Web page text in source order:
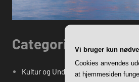
Categories
Kultur og Underholdning
Vi bruger kun
Cookies anvendes
at hjemmesiden